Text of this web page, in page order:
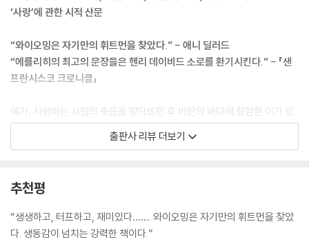
적인 사건의 연속이 아니며 그저 며칠, 몇 번의 계절, 몇 년이라는 시간의
운 살이 붙여지고 토지와 고향에 대한 애착이라는 닻에 의해 고정된다.
--- p.18
떨어져 나가고 때로는 동사까지 생략된다. 말이 가득한 울타리 안쪽을 보
고 있는 카우보이는 말 돌보는 카우보이에게 이렇게 말한다. “어떤 말 타
면?” 사람들은 잠시 말을 잃어버린 것만 같은 침묵 안에 생각을 숨기고 있
다가 갑자기 상처가 되는 날카로운 말을 툭 내뱉기도 한다. 언어는 간결하
버렸다. “넌 부도수표야.” 이제 반복되는 이별과 재회는 참을 수 없고 다시
--- p.19
‘사랑’에 관한 시적 산문
“와이오밍은 자기만의 휘트먼을 찾았다.” - 애니 딜러드
“에를리히의 최고의 문장들은 헨리 데이비드 소로를 환기시킨다.” - 「샌
프란시스코 크로니클」
여기, 사랑하는 사람의 죽음을 맞닥뜨린 후 비탄의 바다에 침잠한 이가 있
다. 남겨진 자의 하루하루는 기계의 무의미한 작동과 같았다. “살아 있다는
것이 가증스러웠고 쾌락이든 고 통이든 전부 가당치 않게 느껴졌다. 공허
궈낸 모든 것을 뒤로하고 “여전히 야생이 살아 있는 척박한 땅”, “건조한
유머와 순수한 무심함”이 뒤섞인 곳, “한때를 풍미했던 카우보이의 역
사”가 살아 숨 쉬는 와이오밍에 찾아든다.
출판사 리뷰 더보기
추천평
“생생하고, 터프하고, 재미있다……. 와이오밍은 자기만의 휘트먼을 찾았
다. 생동감이 넘치는 강력한 책이다.”